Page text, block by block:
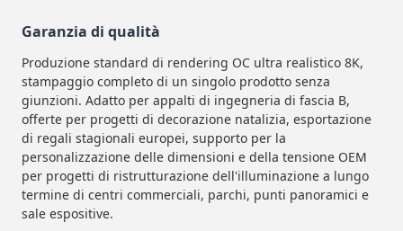
Garanzia di qualità
Produzione standard di rendering OC ultra realistico 8K,
stampaggio completo di un singolo prodotto senza
giunzioni. Adatto per appalti di ingegneria di fascia B,
offerte per progetti di decorazione natalizia, esportazione
di regali stagionali europei, supporto per la
personalizzazione delle dimensioni e della tensione OEM
per progetti di ristrutturazione dell'illuminazione a lungo
termine di centri commerciali, parchi, punti panoramici e
sale espositive.